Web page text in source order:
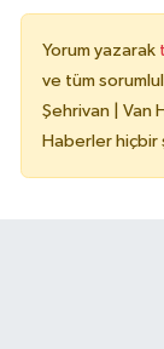
Yorum yazarak
ve tüm
Şehrivan | Van
Haberler hiçbir